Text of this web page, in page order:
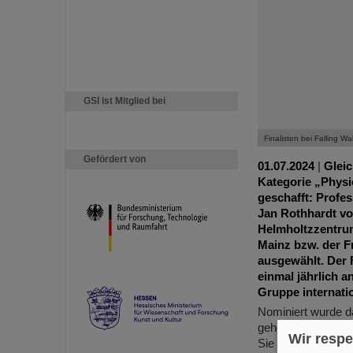
GSI ist Mitglied bei
Gefördert von
Finalisten bei Falling
01.07.2024|
Kategorie
geschafft:
Jan Rothhardt
Mainz bzw. der
ausgewählt. Der
einmal jährlich
Gruppe
Nominiert wurde
gehören, für die
Sie wirdWir